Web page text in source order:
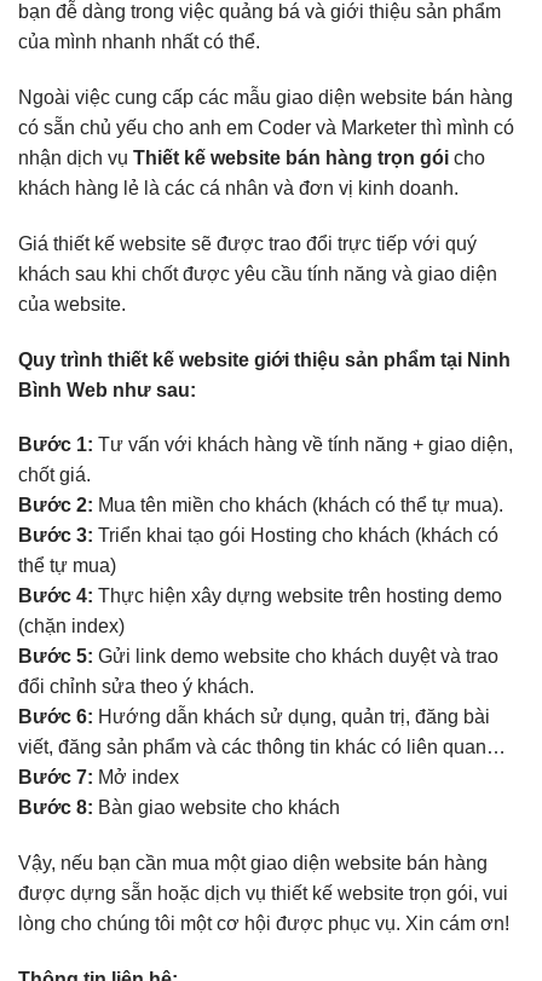
bạn đễ dàng trong việc quảng bá và giới thiệu sản phẩm
của mình nhanh nhất có thể.
Ngoài việc cung cấp các mẫu giao diện website bán hàng
có sẵn chủ yếu cho anh em Coder và Marketer thì mình có
nhận dịch vụ Thiết kế website bán hàng trọn gói cho
khách hàng lẻ là các cá nhân và đơn vị kinh doanh.
Giá thiết kế website sẽ được trao đổi trực tiếp với quý
khách sau khi chốt được yêu cầu tính năng và giao diện
của website.
Quy trình thiết kế website giới thiệu sản phẩm tại Ninh
Bình Web như sau:
Bước 1: Tư vấn với khách hàng về tính năng + giao diện,
chốt giá.
Bước 2: Mua tên miền cho khách (khách có thể tự mua).
Bước 3: Triển khai tạo gói Hosting cho khách (khách có
thể tự mua)
Bước 4: Thực hiện xây dựng website trên hosting demo
(chặn index)
Bước 5: Gửi link demo website cho khách duyệt và trao
đổi chỉnh sửa theo ý khách.
Bước 6: Hướng dẫn khách sử dụng, quản trị, đăng bài
viết, đăng sản phẩm và các thông tin khác có liên quan…
Bước 7: Mở index
Bước 8: Bàn giao website cho khách
Vậy, nếu bạn cần mua một giao diện website bán hàng
được dựng sẵn hoặc dịch vụ thiết kế website trọn gói, vui
lòng cho chúng tôi một cơ hội được phục vụ. Xin cám ơn!